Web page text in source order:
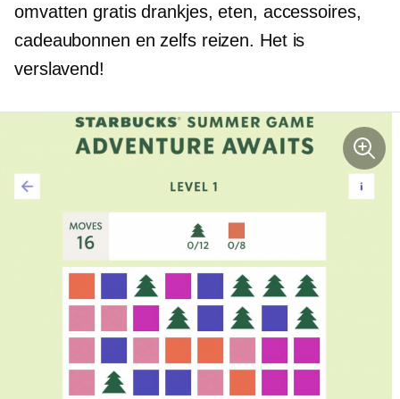
omvatten gratis drankjes, eten, accessoires,
cadeaubonnen en zelfs reizen. Het is
verslavend!